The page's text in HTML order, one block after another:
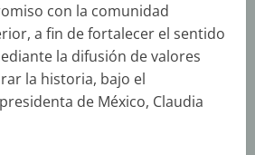
con la comunidad
a fin de fortalecer el sentido
la difusión de valores
la historia, bajo el
de México, Claudia